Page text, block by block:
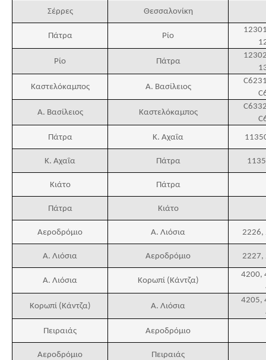
Σέρρες Θεσσαλονίκη
Πάτρα Ρίο
Ρίο Πάτρα
Καστελόκαμπος Α. Βασίλειος
Α. Βασίλειος Καστελόκαμπος
Πάτρα Κ. Αχαΐα
Κ. Αχαΐα Πάτρα
Κιάτο Πάτρα
Πάτρα Κιάτο
Αεροδρόμιο Α. Λιόσια 2226,
Α. Λιόσια Αεροδρόμιο 2227,
Α. Λιόσια Κορωπί (Κάντζα)
4200,
Κορωπί (Κάντζα) Α. Λιόσια
4205,
Πειραιάς Αεροδρόμιο
Αεροδρόμιο Πειραιάς